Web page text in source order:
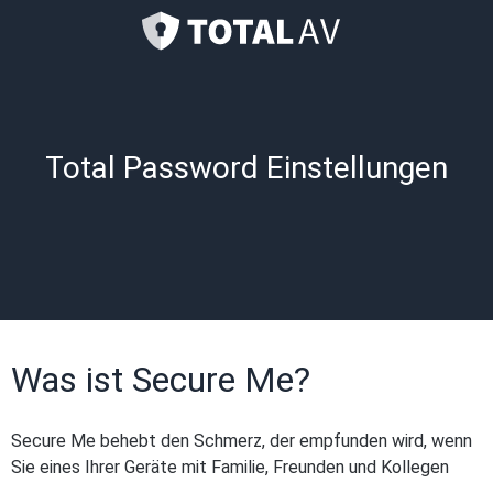
Total Password Einstellungen
Was ist Secure Me?
Secure Me behebt den Schmerz, der empfunden wird, wenn
Sie eines Ihrer Geräte mit Familie, Freunden und Kollegen